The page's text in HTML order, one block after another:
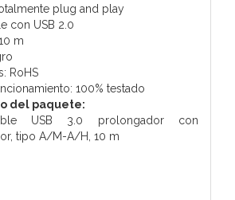
plug and play
con USB 2.0
m
RoHS
100% testado
del paquete:
USB 3.0 prolongador con
tipo A/M-A/H, 10 m